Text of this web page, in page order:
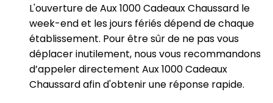
L'ouverture de Aux 1000 Cadeaux Chaussard le
week-end et les jours fériés dépend de chaque
établissement. Pour être sûr de ne pas vous
déplacer inutilement, nous vous recommandons
d’appeler directement Aux 1000 Cadeaux
Chaussard afin d'obtenir une réponse rapide.